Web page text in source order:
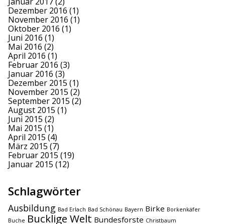
Dezember 2016 (1)
November 2016 (1)
Oktober 2016 (1)
Juni 2016 (1)
Mai 2016 (2)
April 2016 (1)
Februar 2016 (3)
Januar 2016 (3)
Dezember 2015 (1)
November 2015 (2)
September 2015 (2)
August 2015 (1)
Juni 2015 (2)
Mai 2015 (1)
April 2015 (4)
März 2015 (7)
Februar 2015 (19)
Januar 2015 (12)
Schlagwörter
Ausbildung Bad Erlach Bad Schönau Bayern Birke Borkenkäfer
Buche Bucklige Welt Bundesforste Christbaum